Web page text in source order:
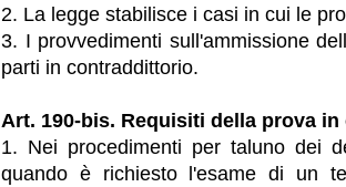
2. La legge stabilisce i casi in cui le
3. I provvedimenti sull'ammissione
parti in contraddittorio.
Art. 190-bis. Requisiti della prova
1. Nei procedimenti per taluno dei
quando è richiesto l'esame di un